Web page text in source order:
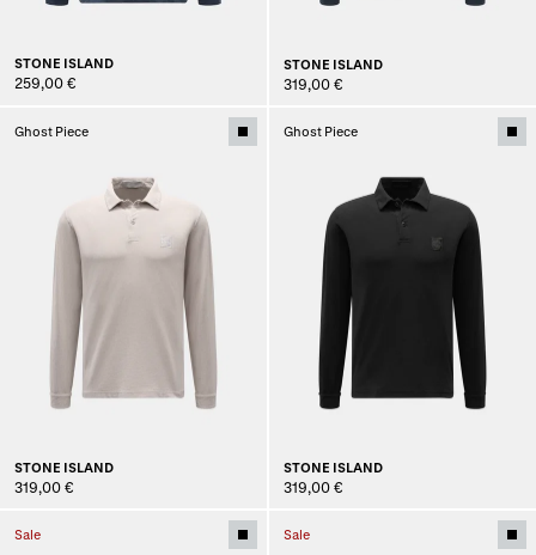
STONE ISLAND
259,00 €
STONE ISLAND
319,00 €
Ghost Piece
STONE ISLAND
319,00 €
Ghost Piece
STONE ISLAND
319,00 €
Sale Sale